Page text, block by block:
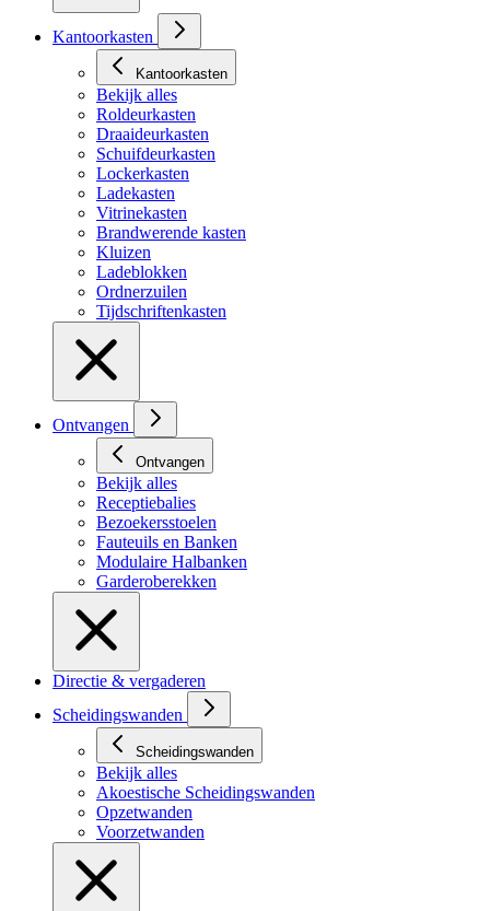
Kantoorkasten
Kantoorkasten
Bekijk alles
Roldeurkasten
Draaideurkasten
Schuifdeurkasten
Lockerkasten
Ladekasten
Vitrinekasten
Brandwerende kasten
Kluizen
Ladeblokken
Ordnerzuilen
Tijdschriftenkasten
Ontvangen
Ontvangen
Bekijk alles
Receptiebalies
Bezoekersstoelen
Fauteuils en Banken
Modulaire Halbanken
Garderoberekken
Directie & vergaderen
Scheidingswanden
Scheidingswanden
Bekijk alles
Akoestische Scheidingswanden
Opzetwanden
Voorzetwanden